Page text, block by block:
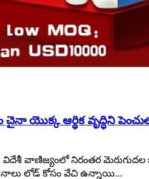
యొక్క ఆర్థిక వృద్ధిని
నిరంతర మెరుగుదల బాహ్య
లోడ్ కోసం వేచి ఉన్నాయి...